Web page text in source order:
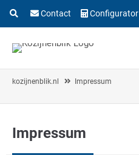
Contact Configurator
kozijnenblik.nl Impressum
Impressum